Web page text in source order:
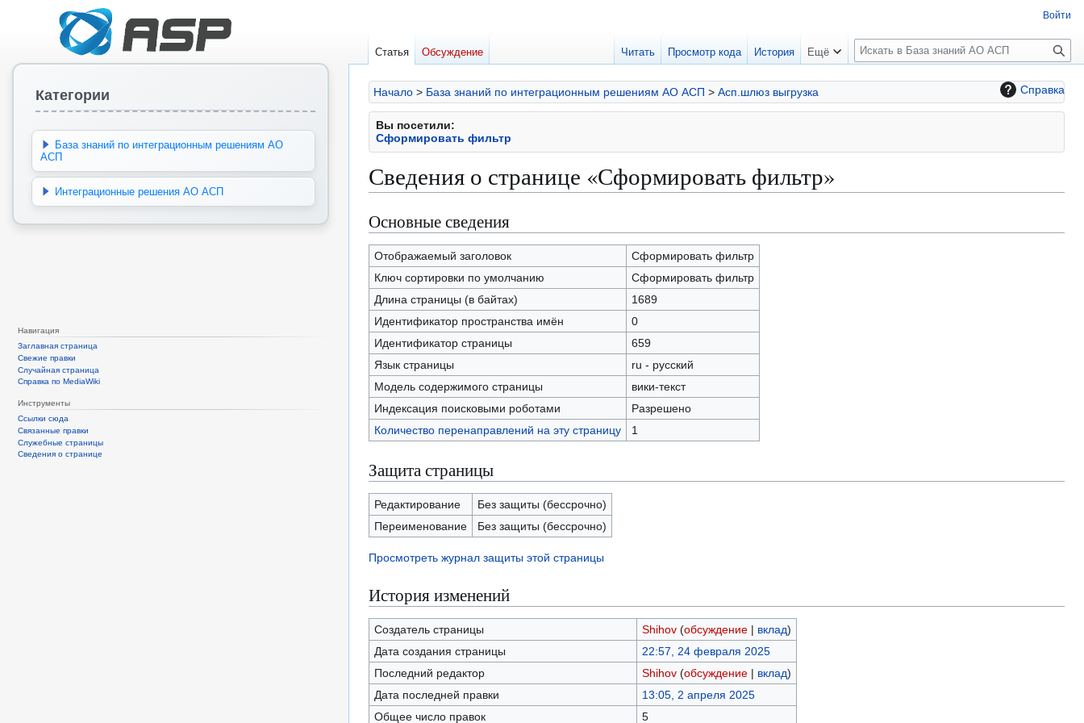
Справка
Начало > База знаний по интеграционным решениям АО АСП > Асп.шлюз выгрузка
Вы посетили:
Сформировать фильтр
Сведения о странице «Сформировать фильтр»
Перейти
к
навигации
Перейти
к
поиску
Основные сведения
Отображаемый заголовок
Сформировать фильтр
Ключ сортировки по умолчанию
Сформировать фильтр
Длина страницы (в байтах)
1689
Идентификатор пространства имён
0
Идентификатор страницы
659
Язык страницы
ru - русский
Модель содержимого страницы
вики-текст
Индексация поисковыми роботами
Разрешено
Количество перенаправлений на эту страницу
1
Защита страницы
Редактирование
Без защиты (бессрочно)
Переименование
Без защиты (бессрочно)
Просмотреть журнал защиты этой страницы
История изменений
Создатель страницы Shihov (обсуждение| вклад)
Дата создания страницы
22:57, 24 февраля 2025
Последний редактор
Shihov (обсуждение| вклад)
Дата последней правки
13:05, 2 апреля 2025
Общее число правок
5
Войти
Статья Обсуждение Читать Просмотр кода История Ещё
П
о
и
с
к
Категории
База знаний по интеграционным решениям АО
АСП
Интеграционные решения АО АСП
Навигация
Заглавная страница
Свежие правки
Случайная страница
Справка по MediaWiki
Инструменты
Ссылки сюда
Связанные правки
Служебные страницы
Сведения о странице